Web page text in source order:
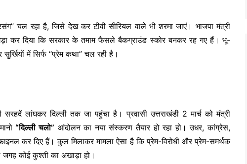
चल रहा है, जिसे देख कर टीवी सीरियल वाले भी शरमा जाएं। भाजपा मंत्री
कर दिया कि सरकार के तमाम फैसले बैकग्राउंड स्कोर बनकर रह गए हैं। भू-
में सिर्फ “प्रेम कथा” चल रही है।
लांघकर दिल्ली तक जा पहुंचा है। प्रवासी उत्तराखंडी 2 मार्च को मंत्री
“दिल्ली चलो” आंदोलन का नया संस्करण तैयार हो रहा हो। उधर, कांग्रेस,
कर दिए हैं। कुल मिलाकर मामला ऐसा है कि प्रेम-विरोधी और प्रेम-समर्थक
जगह कोई कुश्ती का अखाड़ा हो।